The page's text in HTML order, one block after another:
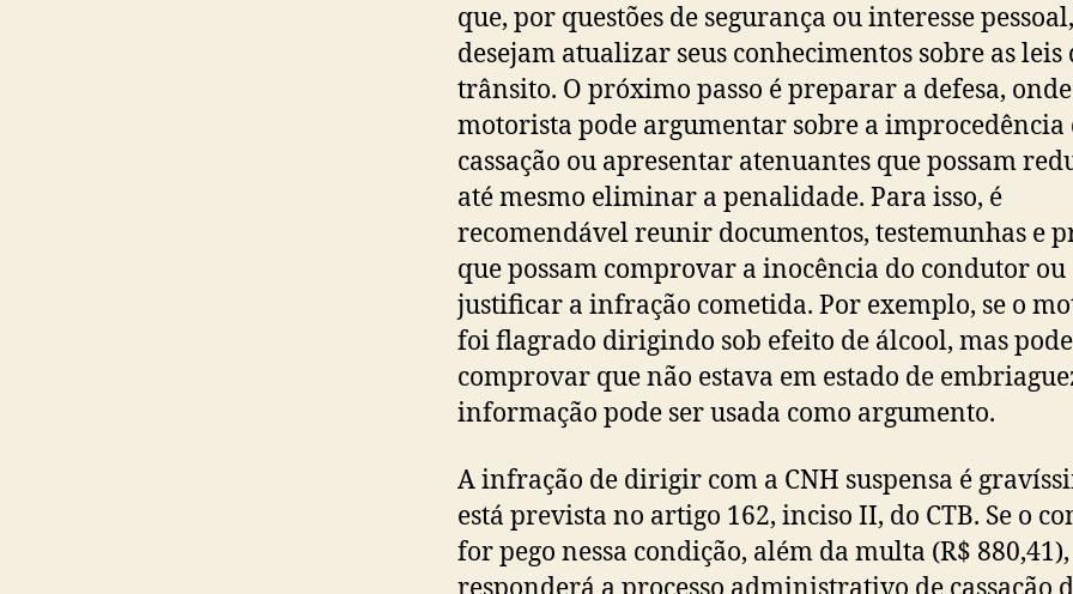
que, por questões de segurança ou interesse pessoal,
desejam atualizar seus conhecimentos sobre as leis
trânsito. O próximo passo é preparar a defesa,
motorista pode argumentar sobre a improcedência
cassação ou apresentar atenuantes que possam
até mesmo eliminar a penalidade. Para isso, é
recomendável reunir documentos, testemunhas e
que possam comprovar a inocência do condutor ou
justificar a infração cometida. Por exemplo, se o
foi flagrado dirigindo sob efeito de álcool, mas pode
comprovar que não estava em estado de
informação pode ser usada como argumento.
A infração de dirigir com a CNH suspensa é
está prevista no artigo 162, inciso II, do CTB. Se o
for pego nessa condição, além da multa (R$ 880,41),